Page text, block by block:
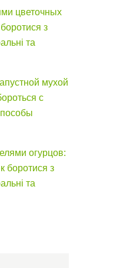
цветочных
з
та
мухой
с
огурцов:
боротися з
та